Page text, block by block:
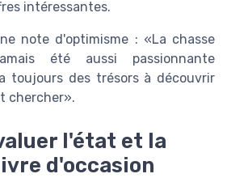
intéressantes.
note d'optimisme :
La chasse
été aussi passionnante
toujours des trésors à découvrir
chercher .
l'état et la
d'occasion